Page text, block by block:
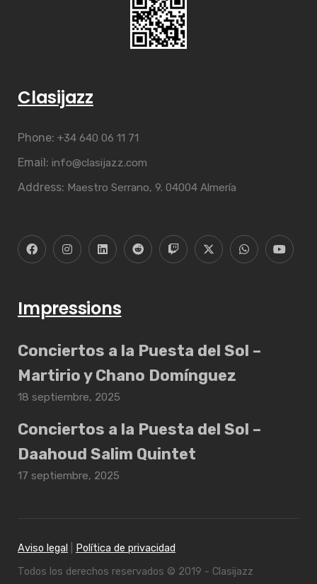
Clasijazz
Phone: +34 640 06 11 71
Email: info@clasijazz.com
Address: Maestro Serrano, 9. 04004 Almería
Impressions
Conciertos a la Puesta del Sol –
Martirio y Chano Domínguez
18 septiembre, 2025
Conciertos a la Puesta del Sol –
Daahoud Salim Quintet
17 septiembre, 2025
Aviso legal
Política de privacidad
Todos los derechos reservados © 2019 - Clasijazz